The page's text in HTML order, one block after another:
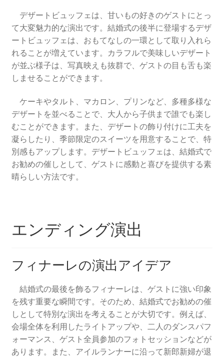
デザートビュッフェは、甘いもの好きのゲストにとっ
て大変魅力的な演出です。結婚式の後半に登場するデザ
ートビュッフェは、おもてなしの一環として取り入れら
れることが増えています。カラフルで美味しいデザート
が並ぶ様子は、写真映えも抜群で、ゲストの目も舌も楽
しませることができます。
ケーキやタルト、マカロン、プリンなど、多種多様な
デザートを並べることで、大人から子供まで誰でも楽し
むことができます。また、デザートの飾り付けに工夫を
凝らしたり、季節限定のスイーツを用意することで、特
別感もアップします。デザートビュッフェは、結婚式で
お勧めの催しとして、ゲストに感動と喜びを提供する素
晴らしい方法です。
エンディング演出
フィナーレの演出アイデア
結婚式の最後を飾るフィナーレは、ゲストに強い印象
を残す重要な瞬間です。そのため、結婚式でお勧めの催
しとして特別な演出を考えることが大切です。例えば、
会場全体を利用したライトアップや、二人のダンスパフ
ォーマンス、ゲスト全員参加のフォトセッションなどが
あります。また、アイルランナーに沿って新郎新婦が退